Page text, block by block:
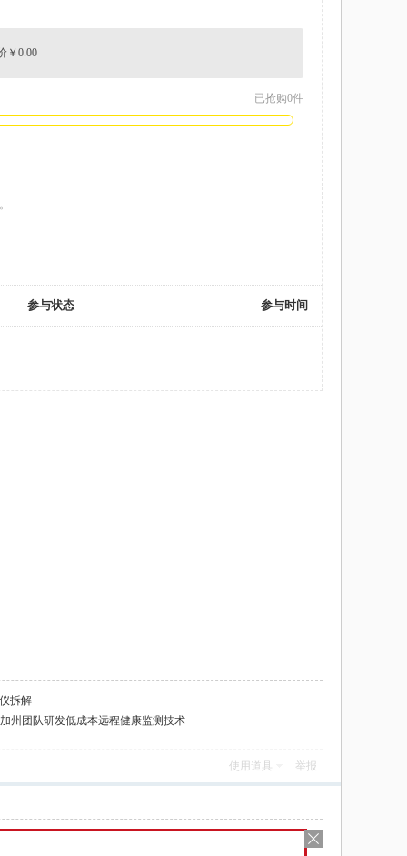
￥0.00
已抢购0件
参与时间
参与状态
拆解
州团队研发低成本远程健康监测技术
使用道具 举报